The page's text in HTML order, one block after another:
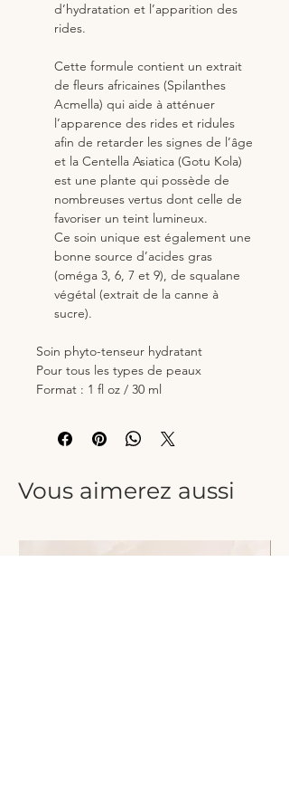
d’hydratation et l’apparition des
rides.
Cette formule contient un extrait
de fleurs africaines (Spilanthes
Acmella) qui aide à atténuer
l’apparence des rides et ridules
afin de retarder les signes de l’âge
et la Centella Asiatica (Gotu Kola)
est une plante qui possède de
nombreuses vertus dont celle de
favoriser un teint lumineux.
Ce soin unique est également une
bonne source d’acides gras
(oméga 3, 6, 7 et 9), de squalane
végétal (extrait de la canne à
sucre).
Soin phyto-tenseur hydratant
Pour tous les types de peaux
Format : 1 fl oz / 30 ml
Vous aimerez aussi